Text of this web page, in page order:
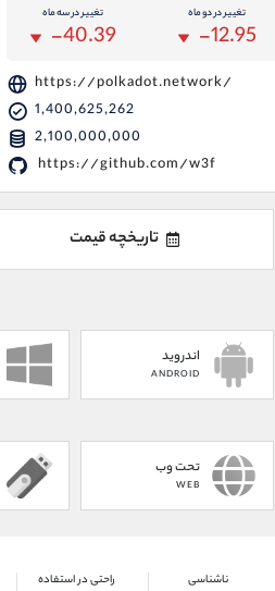
تغییر در دو ماه
-12.95
تغییر در سه ماه
-40.39
https://polkadot.network/
1,400,625,262
2,100,000,000
https://github.com/w3f
تاریخچه قیمت
اندروید
ANDROID
تحت وب
WEB
ناشناسی راحتی در استفاده